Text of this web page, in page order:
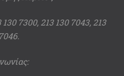
7300, 213 130 7043, 213